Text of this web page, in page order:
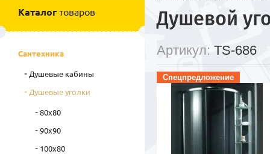
Душевой
Артикул: TS-686
Спецпредложение
Каталог товаров
Сантехника
Душевые кабины
Душевые уголки
80x80
90x90
100x80